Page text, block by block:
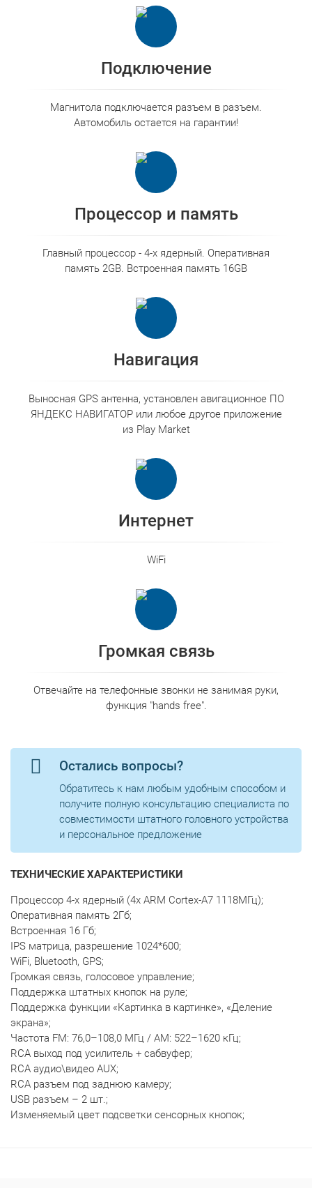
Подключение
Магнитола подключается разъем в разъем.
Автомобиль остается на гарантии!
Процессор и память
Главный процессор - 4-x ядерный. Оперативная
память 2GB. Встроенная память 16GB
Навигация
Выносная GPS антенна, установлен авигационное ПО
ЯНДЕКС НАВИГАТОР или любое другое приложение
из Play Market
Интернет
WiFi
Громкая связь
Отвечайте на телефонные звонки не занимая руки,
функция "hands free".
Остались вопросы?
Обратитесь к нам любым удобным способом и
получите полную консультацию специалиста по
совместимости штатного головного устройства
и персональное предложение
ТЕХНИЧЕСКИЕ ХАРАКТЕРИСТИКИ
Процессор 4-x ядерный (4x ARM Cortex-A7 1118МГц);
Оперативная память 2Гб;
Встроенная 16 Гб;
IPS матрица, разрешение 1024*600;
WiFi, Bluetooth, GPS;
Громкая связь, голосовое управление;
Поддержка штатных кнопок на руле;
Поддержка функции «Картинка в картинке», «Деление
экрана»;
Частота FM: 76,0–108,0 МГц / AM: 522–1620 кГц;
RCA выход под усилитель + сабвуфер;
RCA аудио\видео AUX;
RCA разъем под заднюю камеру;
USB разъем – 2 шт.;
Изменяемый цвет подсветки сенсорных кнопок;